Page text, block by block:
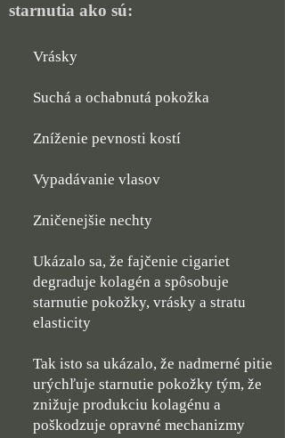
starnutia ako sú:
Vrásky
Suchá a ochabnutá pokožka
Zníženie pevnosti kostí
Vypadávanie vlasov
Zničenejšie nechty
Ukázalo sa, že fajčenie cigariet
degraduje kolagén a spôsobuje
starnutie pokožky, vrásky a stratu
elasticity
Tak isto sa ukázalo, že nadmerné pitie
urýchľuje starnutie pokožky tým, že
znižuje produkciu kolagénu a
poškodzuje opravné mechanizmy